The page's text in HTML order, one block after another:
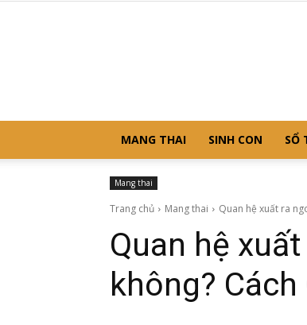
MANG THAI SINH CON SỔ
Mang thai
Trang chủ Mang thai Quan hệ xuất ra
Quan hệ
không?